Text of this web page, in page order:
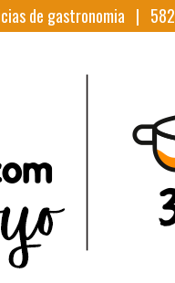
de gastronomia | 582